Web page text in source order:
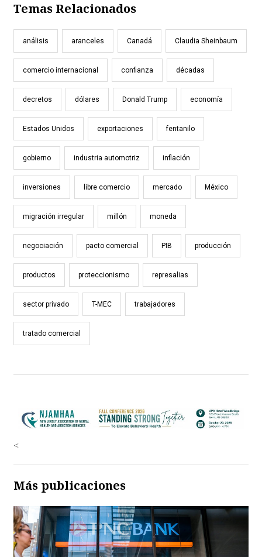
Temas Relacionados
análisis aranceles Canadá Claudia Sheinbaum
comercio internacional confianza décadas
decretos dólares Donald Trump economía
Estados Unidos exportaciones fentanilo
gobierno industria automotriz inflación
inversiones libre comercio mercado México
migración irregular millón moneda
negociación pacto comercial PIB producción
productos proteccionismo represalias
sector privado T-MEC trabajadores
tratado comercial
<
Más publicaciones